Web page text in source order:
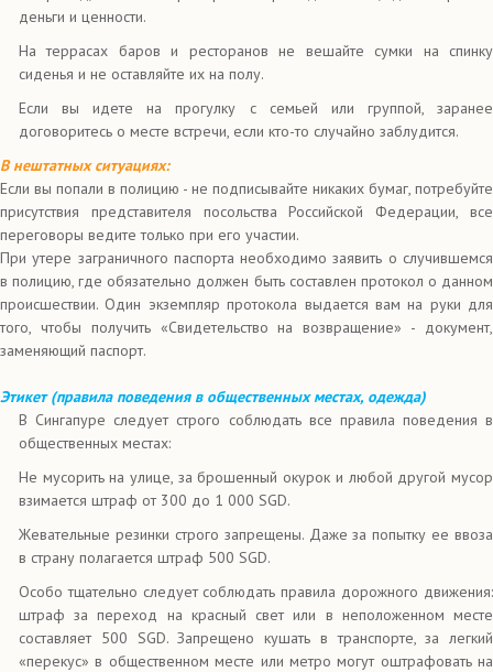
деньги и ценности.
На террасах баров и ресторанов не вешайте сумки на спинку
сиденья и не оставляйте их на полу.
Если вы идете на прогулку с семьей или группой, заранее
договоритесь о месте встречи, если кто-то случайно заблудится.
В нештатных ситуациях:
Если вы попали в полицию - не подписывайте никаких бумаг, потребуйте
присутствия представителя посольства Российской Федерации, все
переговоры ведите только при его участии.
При утере заграничного паспорта необходимо заявить о случившемся
в полицию, где обязательно должен быть составлен протокол о данном
происшествии. Один экземпляр протокола выдается вам на руки для
того, чтобы получить «Свидетельство на возвращение» - документ,
заменяющий паспорт.
Этикет (правила поведения в общественных местах, одежда)
В Сингапуре следует строго соблюдать все правила поведения в
общественных местах:
Не мусорить на улице, за брошенный окурок и любой другой мусор
взимается штраф от 300 до 1 000 SGD.
Жевательные резинки строго запрещены. Даже за попытку ее ввоза
в страну полагается штраф 500 SGD.
Особо тщательно следует соблюдать правила дорожного движения:
штраф за переход на красный свет или в неположенном месте
составляет 500 SGD. Запрещено кушать в транспорте, за легкий
«перекус» в общественном месте или метро могут оштрафовать на